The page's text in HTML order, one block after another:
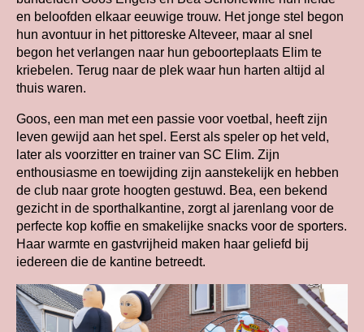
en beloofden elkaar eeuwige trouw. Het jonge stel begon
hun avontuur in het pittoreske Alteveer, maar al snel
begon het verlangen naar hun geboorteplaats Elim te
kriebelen. Terug naar de plek waar hun harten altijd al
thuis waren.
Goos, een man met een passie voor voetbal, heeft zijn
leven gewijd aan het spel. Eerst als speler op het veld,
later als voorzitter en trainer van SC Elim. Zijn
enthousiasme en toewijding zijn aanstekelijk en hebben
de club naar grote hoogten gestuwd. Bea, een bekend
gezicht in de sporthalkantine, zorgt al jarenlang voor de
perfecte kop koffie en smakelijke snacks voor de sporters.
Haar warmte en gastvrijheid maken haar geliefd bij
iedereen die de kantine betreedt.